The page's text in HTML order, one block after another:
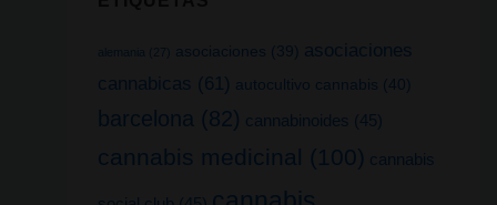
alemania (27) asociaciones (39)
asociaciones
cannabicas (61) autocultivo cannabis (40)
barcelona (82) cannabinoides (45)
cannabis medicinal (100) cannabis